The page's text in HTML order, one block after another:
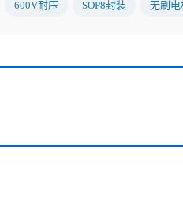
600V耐压 SOP8封装 无刷电